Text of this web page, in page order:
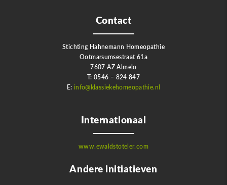
Contact
Stichting Hahnemann Homeopathie
Ootmarsumsestraat 61a
7607 AZ Almelo
T: 0546 – 824 847
E: info@klassiekehomeopathie.nl
Internationaal
www.ewaldstoteler.com
Andere initiatieven